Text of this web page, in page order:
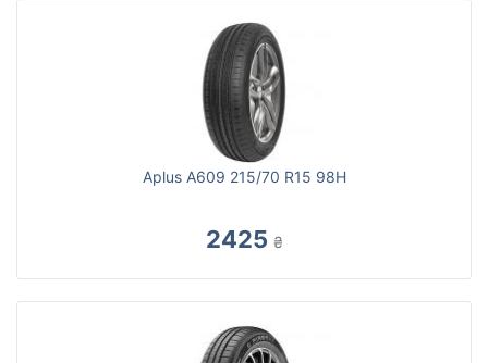
Aplus A609 215/70 R15 98H
2425 ₴